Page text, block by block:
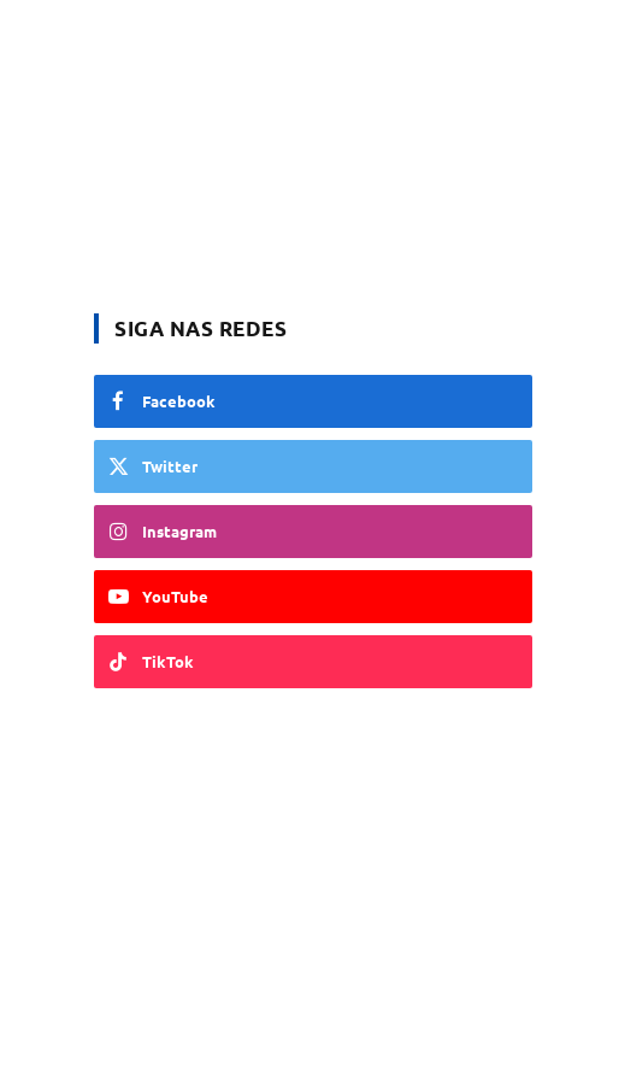
SIGA NAS REDES
Facebook
Twitter
Instagram
YouTube
TikTok